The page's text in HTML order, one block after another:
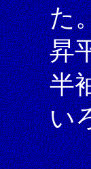
た
昇
半
い